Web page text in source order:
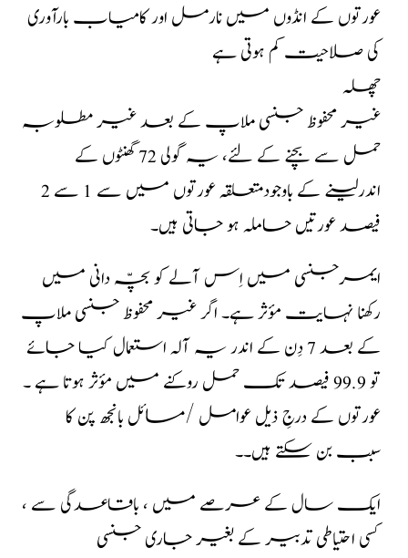
عورتوں کے انڈوں میں نارمل اور کامیاب بارآوری
کی صلاحیت کم ہوتی ہے
چھلہ
حمل سے بچنے کے لئے، یہ گولی 72 گھنٹوں کے
اندرلینے کے باوجودمتعلقہ عورتوں میں سے 1 سے 2
فیصد عورتیں حاملہ ہو جاتی ہیں۔
ایمرجنسی میں اِس آلے کو بچّہ دانی میں
رکھنا نہایت مؤثر ہے۔ اگر غیر محفوظ جنسی ملاپ
کے بعد 7 دِن کے اندر یہ آلہ استعمال کیا جائے
تو 99.9 فیصد تک حمل روکنے میں مؤثر ہوتا ہے ۔
عورتوں کے درجِ ذیل عوامل /مسائل بانجھ پن کا
سبب بن سکتے ہیں۔۔
ایک سال کے عرصے میں ، باقاعدگی سے ،
کسی احتیاطی تدبیر کے بغیر جاری جنسی